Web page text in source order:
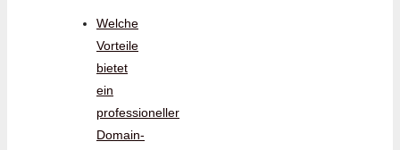
Welche
Vorteile
bietet
ein
professioneller
Domain-